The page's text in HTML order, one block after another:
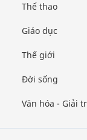
Thể thao
Giáo dục
Thế giới
Đời sống
Văn hóa - Giải